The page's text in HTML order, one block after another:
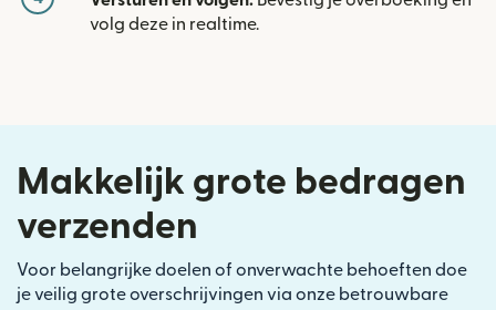
volg deze in realtime.
Makkelijk grote bedragen
verzenden
Voor belangrijke doelen of onverwachte behoeften doe
je veilig grote overschrijvingen via onze betrouwbare